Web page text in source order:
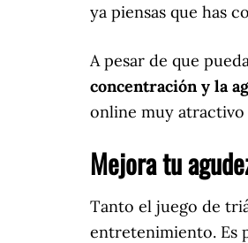
ya piensas que has
A pesar de que
concentración y la
online muy atractivo
Mejora tu
Tanto el juego de
entretenimiento. Es